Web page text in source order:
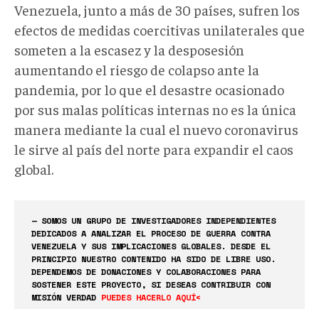
Venezuela, junto a más de 30 países, sufren los
efectos de medidas coercitivas unilaterales que
someten a la escasez y la desposesión
aumentando el riesgo de colapso ante la
pandemia, por lo que el desastre ocasionado
por sus malas políticas internas no es la única
manera mediante la cual el nuevo coronavirus
le sirve al país del norte para expandir el caos
global.
— SOMOS UN GRUPO DE INVESTIGADORES INDEPENDIENTES
DEDICADOS A ANALIZAR EL PROCESO DE GUERRA CONTRA
VENEZUELA Y SUS IMPLICACIONES GLOBALES. DESDE EL
PRINCIPIO NUESTRO CONTENIDO HA SIDO DE LIBRE USO.
DEPENDEMOS DE DONACIONES Y COLABORACIONES PARA
SOSTENER ESTE PROYECTO, SI DESEAS CONTRIBUIR CON
MISIÓN VERDAD PUEDES HACERLO AQUÍ<